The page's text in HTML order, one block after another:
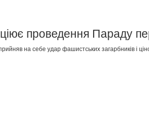
проведення Параду
на себе удар фашистських загарбників і